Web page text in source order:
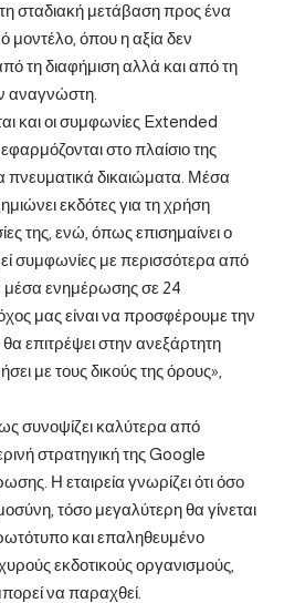
σταδιακή μετάβαση προς ένα
μοντέλο, όπου η αξία δεν
τη διαφήμιση αλλά και από τη
αναγνώστη.
και οι συμφωνίες Extended
στο πλαίσιο της
πνευματικά δικαιώματα. Μέσα
εκδότες για τη χρήση
της, ενώ, όπως επισημαίνει ο
συμφωνίες με περισσότερα από
μέσα ενημέρωσης σε 24
μας είναι να προσφέρουμε την
θα επιτρέψει στην ανεξάρτητη
με τους δικούς της όρους»,
συνοψίζει καλύτερα από
στρατηγική της Google
Η εταιρεία γνωρίζει ότι όσο
τόσο μεγαλύτερη θα γίνεται
και επαληθευμένο
εκδοτικούς οργανισμούς,
να παραχθεί.